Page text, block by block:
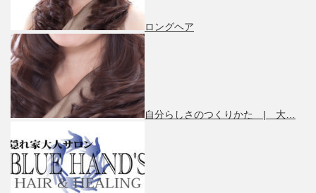
ロングヘア
自分らしさのつくりかた | 大…